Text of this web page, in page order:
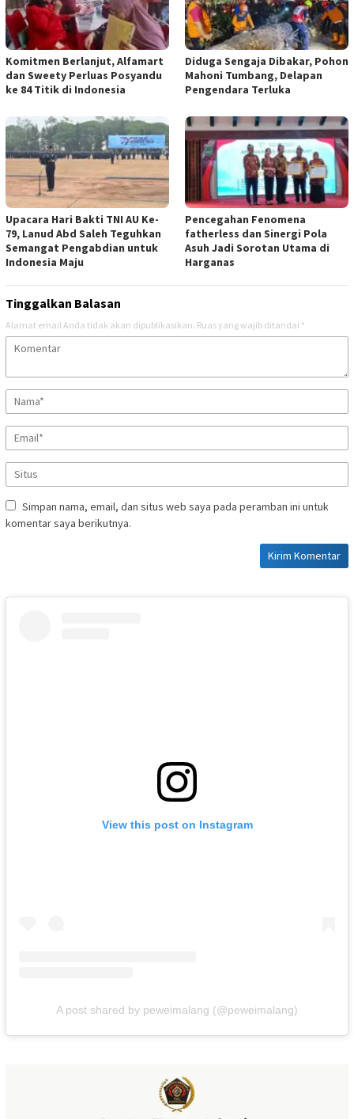
Komitmen Berlanjut, Alfamart
dan Sweety Perluas Posyandu
ke 84 Titik di Indonesia
Diduga Sengaja Dibakar, Pohon
Mahoni Tumbang, Delapan
Pengendara Terluka
Upacara Hari Bakti TNI AU Ke-
79, Lanud Abd Saleh Teguhkan
Semangat Pengabdian untuk
Indonesia Maju
Pencegahan Fenomena
fatherless dan Sinergi Pola
Asuh Jadi Sorotan Utama di
Harganas
Tinggalkan Balasan
Alamat email Anda tidak akan dipublikasikan. Ruas yang wajib ditandai *
Simpan nama, email, dan situs web saya pada peramban ini untuk
komentar saya berikutnya.
View this post on Instagram
A post shared by peweimalang (@peweimalang)